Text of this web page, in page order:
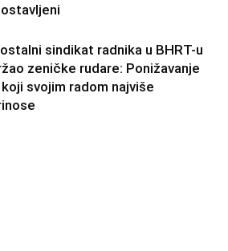
sindikat radnika u BHRT-u
zeničke rudare: Ponižavanje
svojim radom najviše